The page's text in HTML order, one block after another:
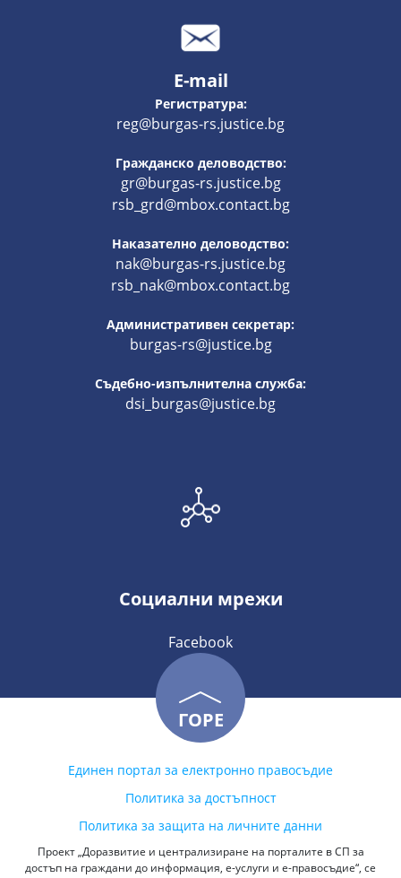
E-mail
Регистратура:
reg@burgas-rs.justice.bg
Гражданско деловодство:
gr@burgas-rs.justice.bg
rsb_grd@mbox.contact.bg
Наказателно деловодство:
nak@burgas-rs.justice.bg
rsb_nak@mbox.contact.bg
Административен секретар:
burgas-rs@justice.bg
Съдебно-изпълнителна служба:
dsi_burgas@justice.bg
Социални мрежи
Facebook
ГОРЕ
Единен портал за електронно правосъдие
Политика за достъпност
Политика за защита на личните данни
Проект „Доразвитие и централизиране на порталите в СП за
достъп на граждани до информация, е-услуги и е-правосъдие“, се